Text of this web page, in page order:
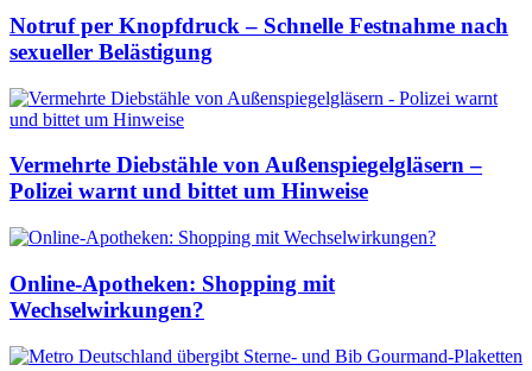
Notruf per Knopfdruck – Schnelle Festnahme nach
sexueller Belästigung
Vermehrte Diebstähle von Außenspiegelgläsern –
Polizei warnt und bittet um Hinweise
Online-Apotheken: Shopping mit
Wechselwirkungen?